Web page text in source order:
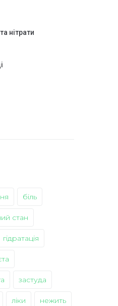
нітрати
біль
стан
гідратація
застуда
ліки нежить